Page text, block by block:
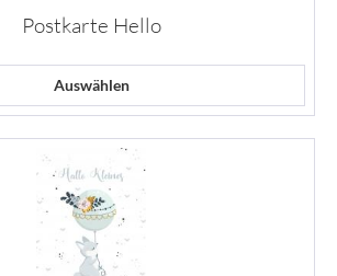
Postkarte Hello
Auswählen